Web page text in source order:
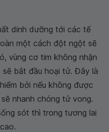
dinh dưỡng tới các tế
một cách đột ngột sẽ
vùng cơ tim không nhận
bắt đầu hoại tử. Đây là
bởi nếu không được
nhanh chóng tử vong.
sót thì trong tương lai